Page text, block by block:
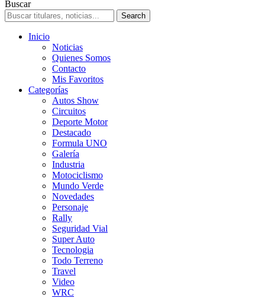
Buscar
Inicio
Noticias
Quienes Somos
Contacto
Mis Favoritos
Categorías
Autos Show
Circuitos
Deporte Motor
Destacado
Formula UNO
Galería
Industria
Motociclismo
Mundo Verde
Novedades
Personaje
Rally
Seguridad Vial
Super Auto
Tecnologia
Todo Terreno
Travel
Video
WRC